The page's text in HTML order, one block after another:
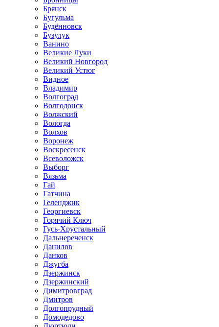
Брянск
Бугульма
Будённовск
Бузулук
Ванино
Великие Луки
Великий Новгород
Великий Устюг
Видное
Владимир
Волгоград
Волгодонск
Волжский
Вологда
Волхов
Воронеж
Воскресенск
Всеволожск
Выборг
Вязьма
Гай
Гатчина
Геленджик
Георгиевск
Горячий Ключ
Гусь-Хрустальный
Дальнереченск
Данилов
Данков
Джугба
Дзержинск
Дзержинский
Димитровград
Дмитров
Долгопрудный
Домодедово